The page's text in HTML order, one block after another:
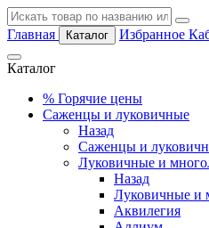
Главная Каталог Избранное
Каталог
% Горячие цены
Саженцы и луковичные
Назад
Саженцы и
Луковичные и
Назад
Луковичные и
Аквилегия